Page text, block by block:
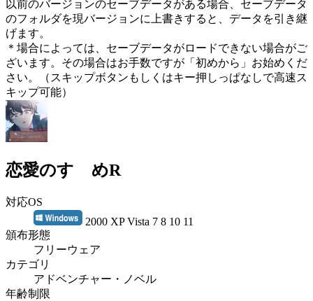
以前のバージョンのセーブデータがある場合、セーブデータ
のフォルダを現バージョンに上書きすると、データを引き継
げます。
＊場合によっては、セーブデータがロードできない場合がご
ざいます。その場合はお手数ですが「初めから」お始めくだ
さい。（スキップボタンもしくはキー押しっぱなしで高速ス
キップ可能）
恋愛のすゝめR
対応OS
2000 XP Vista 7 8 10 11
頒布形態
フリーウェア
カテゴリ
アドベンチャー・ノベル
年齢制限